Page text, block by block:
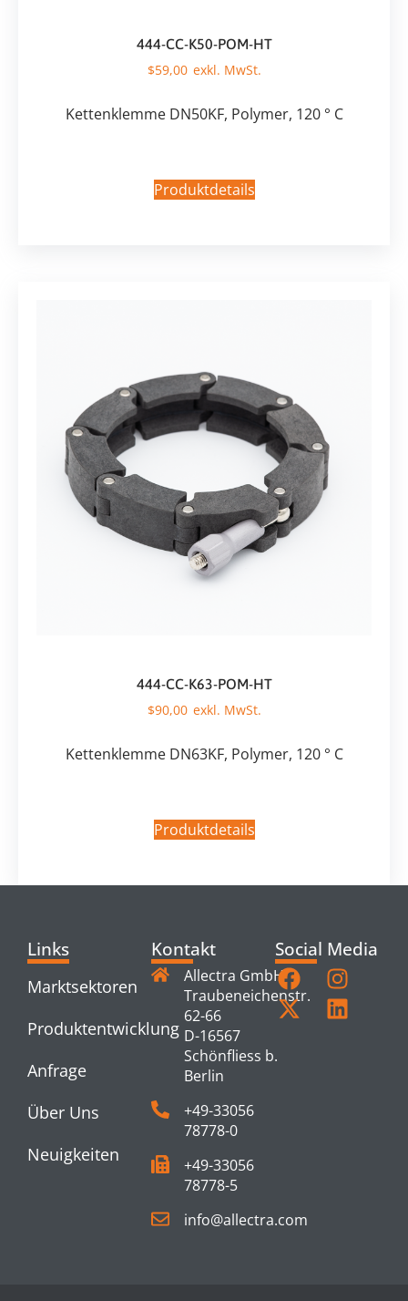
444-CC-K50-POM-HT
$59,00
Kettenklemme DN50KF, Polymer, 120 ° C
Produktdetails
444-CC-K63-POM-HT
$90,00
Kettenklemme DN63KF, Polymer, 120 ° C
Produktdetails
Links
Marktsektoren
Produktentwicklung
Anfrage
Über Uns
Neuigkeiten
Kontakt
Allectra GmbH
Traubeneichenstr.
62-66
D-16567
Schönfliess b.
Berlin
+49-33056
78778-0
+49-33056
78778-5
info@allectra.com
Social Media